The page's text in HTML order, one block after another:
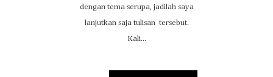
dengan tema serupa, jadilah saya
lanjutkan saja tulisan tersebut.
Kali...